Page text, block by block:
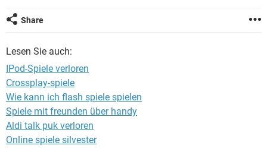
Share
Lesen Sie auch:
IPod-Spiele verloren
Crossplay-spiele
Wie kann ich flash spiele spielen
Spiele mit freunden über handy
Aldi talk puk verloren
Online spiele silvester